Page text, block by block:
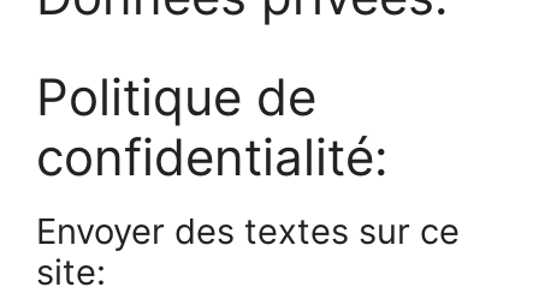
Politique de
confidentialité:
Envoyer des textes sur ce
site: